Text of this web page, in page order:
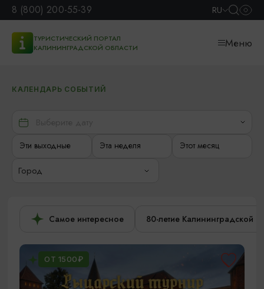
8 (800) 200-55-39 RU
ТУРИСТИЧЕСКИЙ ПОРТАЛ
КАЛИНИНГРАДСКОЙ ОБЛАСТИ
Меню
КАЛЕНДАРЬ СОБЫТИЙ
Эти выходные Эта неделя Этот месяц
Город
Самое интересное 80-летие Калининградской
ОТ 1500₽